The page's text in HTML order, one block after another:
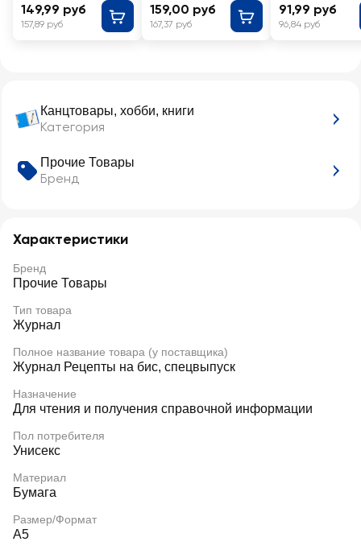
Канцтовары, хобби, книги
Категория
Прочие Товары
Бренд
Характеристики
Бренд
Прочие Товары
Тип товара
Журнал
Полное название товара (у поставщика)
Журнал Рецепты на бис, спецвыпуск
Назначение
Для чтения и получения справочной информации
Пол потребителя
Унисекс
Материал
Бумага
Размер/Формат
А5
149,99 руб
157,89 руб
159,00 руб
167,37 руб
91,99 руб
96,84 руб